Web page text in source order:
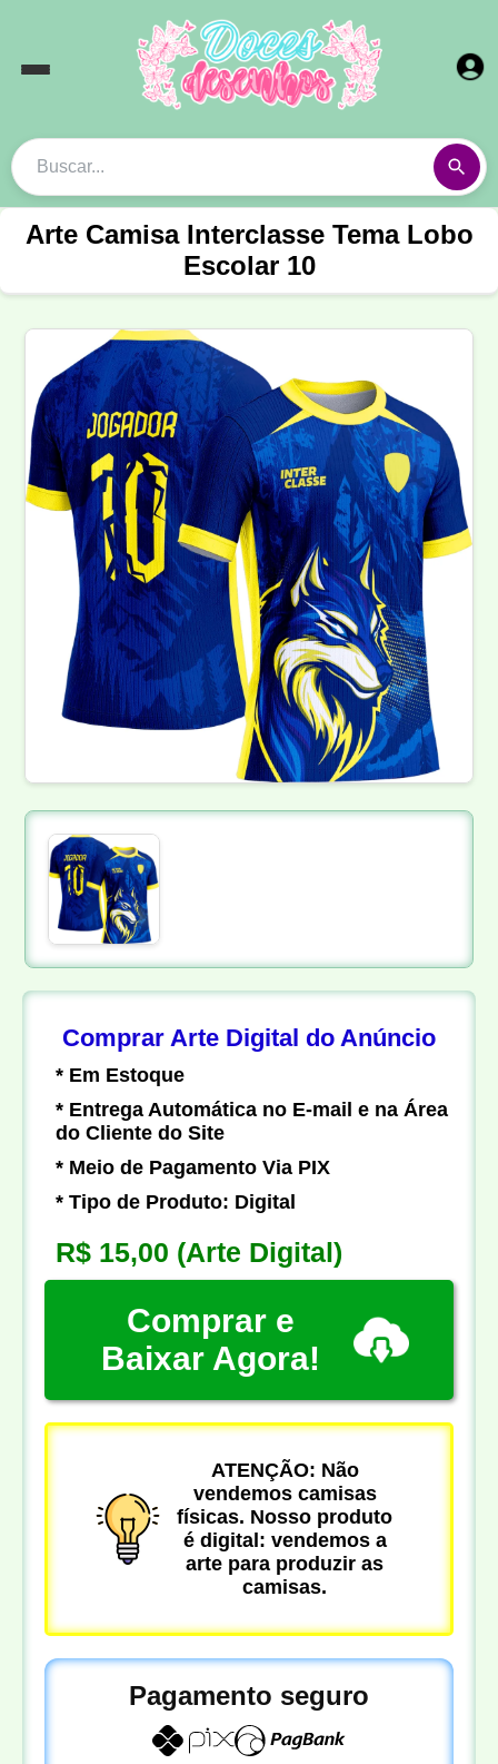
Arte Camisa Interclasse Tema Lobo
Escolar 10
Comprar Arte Digital do Anúncio
* Em Estoque
* Entrega Automática no E-mail e na Área
do Cliente do Site
* Meio de Pagamento Via PIX
* Tipo de Produto: Digital
R$ 15,00 (Arte Digital)
Comprar e
Baixar Agora!
ATENÇÃO: Não
vendemos camisas
físicas. Nosso produto
é digital: vendemos a
arte para produzir as
camisas.
Pagamento seguro